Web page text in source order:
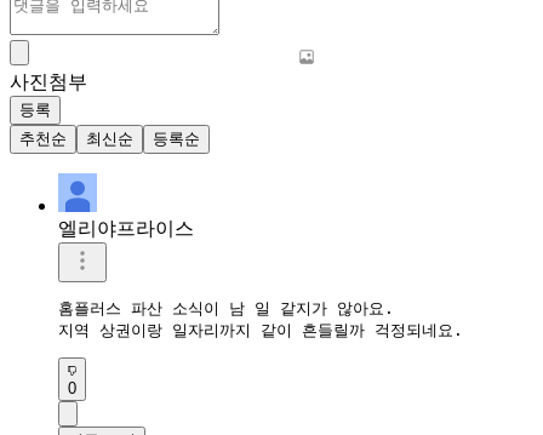
사진첨부
등록
추천순
최신순 등록순
엘리야프라이스
홈플러스 파산 소식이 남 일 같지가 않아요.
지역 상권이랑 일자리까지 같이 흔들릴까 걱정되네요.
0